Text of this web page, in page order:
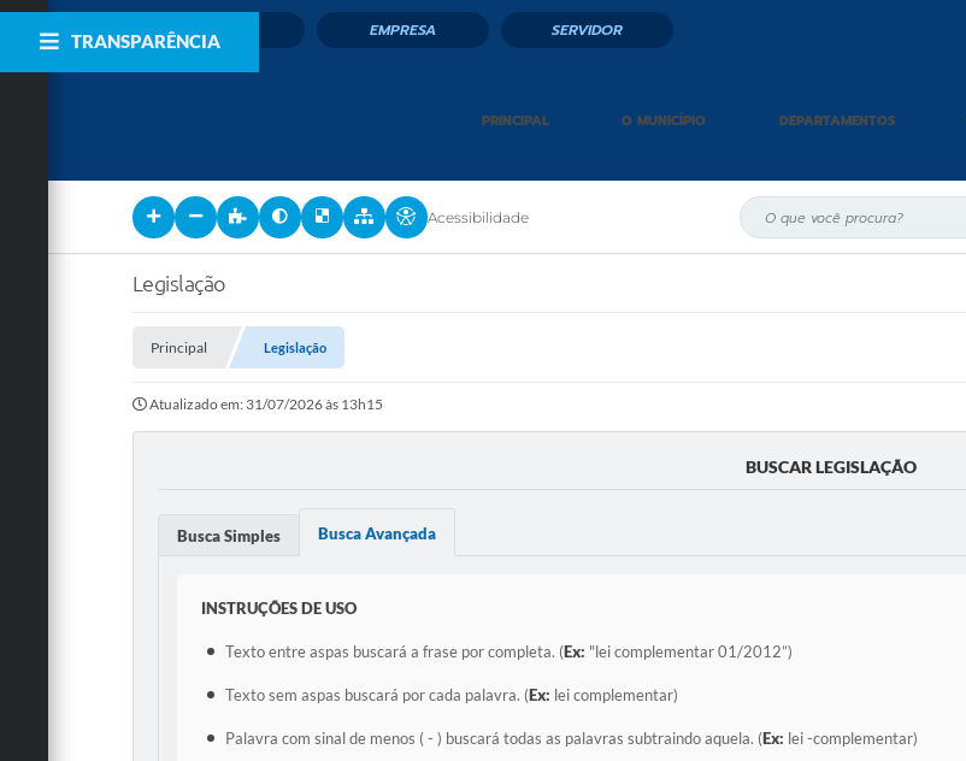
CIDADÃO EMPRESA SERVIDOR
PRINCIPAL O MUNICÍPIO DEPARTAMENTOS
Acessibilidade
TRANSPARÊNCIA
Legislação
Principal Legislação
Atualizado em: 31/07/2026 às 13h15
BUSCAR LEGISLAÇÃO
Busca Simples Busca Avançada
INSTRUÇÕES DE USO
Texto entre aspas buscará a frase por completa. (Ex: "lei complementar 01/2012”)
Texto sem aspas buscará por cada palavra. (Ex: lei complementar)
Palavra com sinal de menos ( - ) buscará todas as palavras subtraindo aquela. (Ex: lei -complementar)